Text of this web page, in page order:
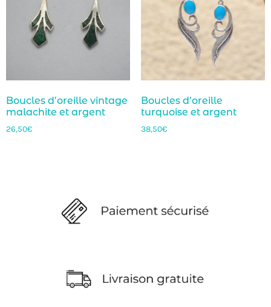
Boucles d’oreille vintage
malachite et argent
26,50€
Boucles d’oreille
turquoise et argent
38,50€